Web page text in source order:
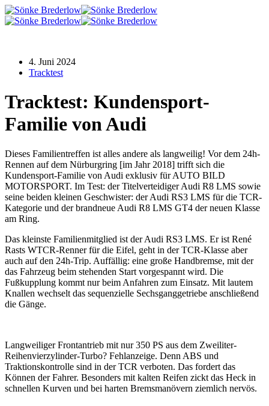
Zum
Inhalt
4. Juni 2024
Tracktest
Tracktest: Kundensport-
Familie von Audi
Dieses Familientreffen ist alles andere als langweilig! Vor dem 24h-
Rennen auf dem Nürburgring [im Jahr 2018] trifft sich die
Kundensport-Familie von Audi exklusiv für AUTO BILD
MOTORSPORT. Im Test: der Titelverteidiger Audi R8 LMS sowie
seine beiden kleinen Geschwister: der Audi RS3 LMS für die TCR-
Kategorie und der brandneue Audi R8 LMS GT4 der neuen Klasse
am Ring.
Das kleinste Familienmitglied ist der Audi RS3 LMS. Er ist René
Rasts WTCR-Renner für die Eifel, geht in der TCR-Klasse aber
auch auf den 24h-Trip. Auffällig: eine große Handbremse, mit der
das Fahrzeug beim stehenden Start vorgespannt wird. Die
Fußkupplung kommt nur beim Anfahren zum Einsatz. Mit lautem
Knallen wechselt das sequenzielle Sechsganggetriebe anschließend
die Gänge.
Langweiliger Frontantrieb mit nur 350 PS aus dem Zweiliter-
Reihenvierzylinder-Turbo? Fehlanzeige. Denn ABS und
Traktionskontrolle sind in der TCR verboten. Das fordert das
Können der Fahrer. Besonders mit kalten Reifen zickt das Heck in
schnellen Kurven und bei harten Bremsmanövern ziemlich nervös.